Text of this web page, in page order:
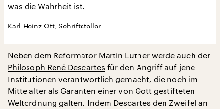
was die Wahrheit ist.
Karl-Heinz Ott, Schriftsteller
Neben dem Reformator Martin Luther werde auch der
Philosoph René Descartes für den Angriff auf jene
Institutionen verantwortlich gemacht, die noch im
Mittelalter als Garanten einer von Gott gestifteten
Weltordnung galten. Indem Descartes den Zweifel an